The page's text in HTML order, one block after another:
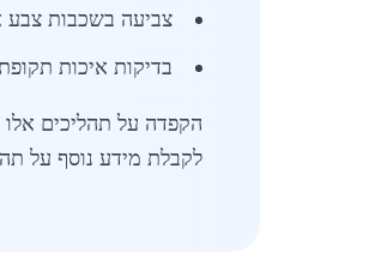
צביעה בשכבות צבע
בדיקות איכות
הקפדה על תהליכים אלו
לקבלת מידע נוסף על